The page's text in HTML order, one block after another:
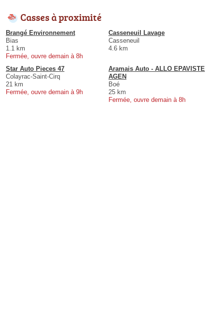
Casses à proximité
Brangé Environnement
Bias
1.1 km
Fermée, ouvre demain à 8h
Casseneuil Lavage
Casseneuil
4.6 km
Star Auto Pieces 47
Colayrac-Saint-Cirq
21 km
Fermée, ouvre demain à 9h
Aramais Auto - ALLO EPAVISTE
AGEN
Boé
25 km
Fermée, ouvre demain à 8h